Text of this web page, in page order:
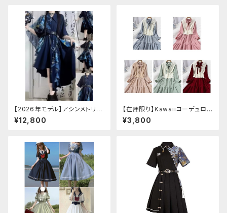
【2026年モデル】アシンメトリー
チャイナ改良ドレス
¥12,800
【在庫限り】Kawaiiコーデュロイ
ニットワンピースセットアップ
¥3,800